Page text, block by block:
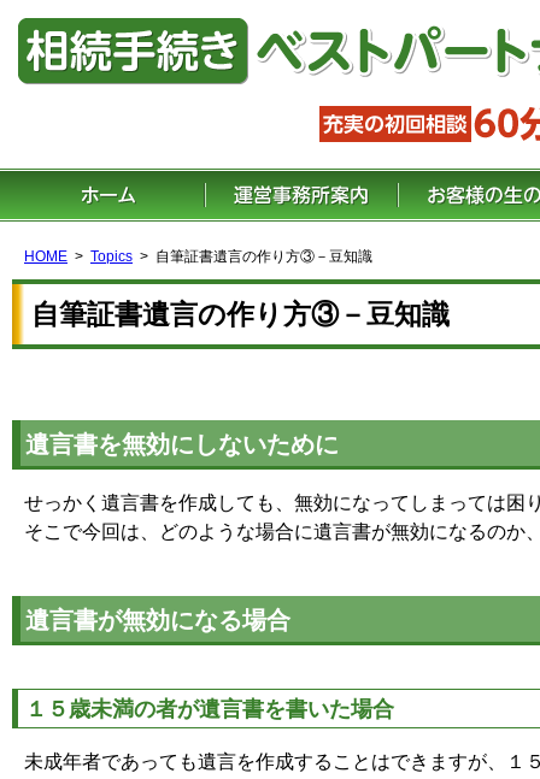
HOME Topics 自筆証書遺言の作り方③－豆知識
自筆証書遺言の作り方③－豆知識
遺言書を無効にしないために
せっかく遺言書を作成しても、無効になってしまっては困
そこで今回は、どのような場合に遺言書が無効になるのか
遺言書が無効になる場合
１５歳未満の者が遺言書を書いた場合
未成年者であっても遺言を作成することはできますが、１